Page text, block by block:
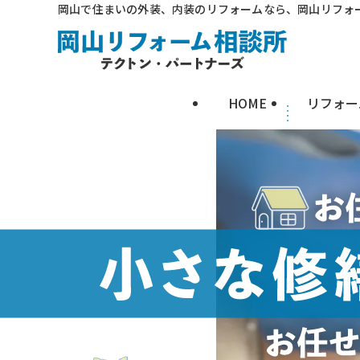
岡山で住まいの外装、内装のリフォームなら、岡山リフ
HOME リフォ